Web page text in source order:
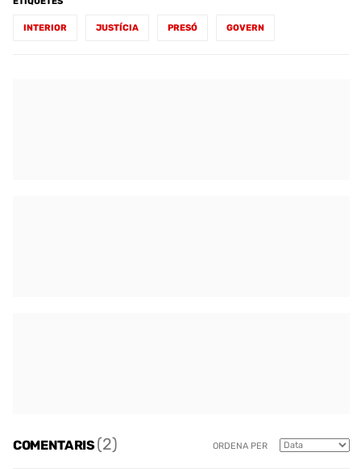
INTERIOR JUSTÍCIA PRESÓ GOVERN
COMENTARIS(2) ORDENA PER